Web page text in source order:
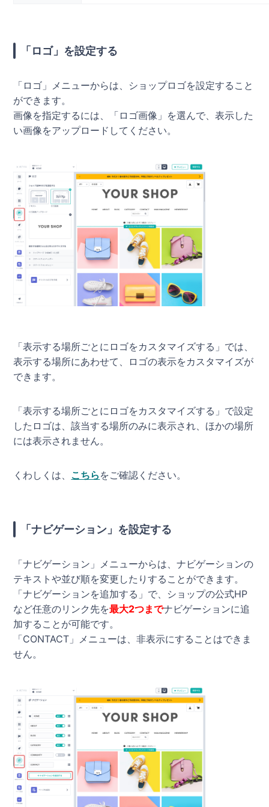
「ロゴ」を設定する
「ロゴ」メニューからは、ショップロゴを設定すること
ができます。
画像を指定するには、「ロゴ画像」を選んで、表示した
い画像をアップロードしてください。
「表示する場所ごとにロゴをカスタマイズする」では、
表示する場所にあわせて、ロゴの表示をカスタマイズが
できます。
「表示する場所ごとにロゴをカスタマイズする」で設定
したロゴは、該当する場所のみに表示され、ほかの場所
には表示されません。
くわしくは、 こちら をご確認ください。
「ナビゲーション」を設定する
「ナビゲーション」メニューからは、ナビゲーションの
テキストや並び順を変更したりすることができます。
「ナビゲーションを追加する」で、ショップの公式HP
など任意のリンク先を最大2つまでナビゲーションに追
加することが可能です。
「CONTACT」メニューは、非表示にすることはできま
せん。